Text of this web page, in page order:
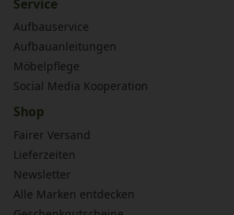
Service
Aufbauservice
Aufbauanleitungen
Möbelpflege
Social Media Kooperation
Shop
Fairer Versand
Lieferzeiten
Newsletter
Alle Marken entdecken